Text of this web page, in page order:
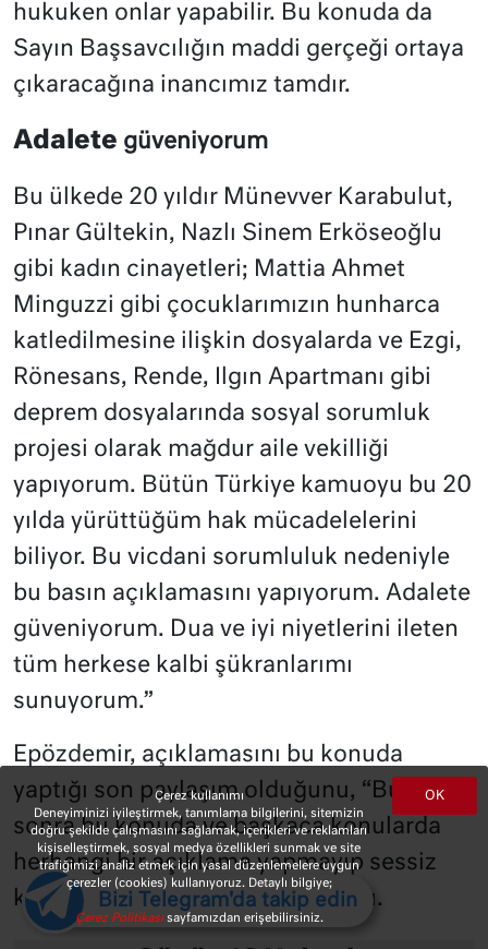
hukuken onlar yapabilir. Bu konuda da
Sayın Başsavcılığın maddi gerçeği ortaya
çıkaracağına inancımız tamdır.
Adalete güveniyorum
Bu ülkede 20 yıldır Münevver Karabulut,
Pınar Gültekin, Nazlı Sinem Erköseoğlu
gibi kadın cinayetleri; Mattia Ahmet
Minguzzi gibi çocuklarımızın hunharca
katledilmesine ilişkin dosyalarda ve Ezgi,
Rönesans, Rende, Ilgın Apartmanı gibi
deprem dosyalarında sosyal sorumluk
projesi olarak mağdur aile vekilliği
yapıyorum. Bütün Türkiye kamuoyu bu 20
yılda yürüttüğüm hak mücadelelerini
biliyor. Bu vicdani sorumluluk nedeniyle
bu basın açıklamasını yapıyorum. Adalete
güveniyorum. Dua ve iyi niyetlerini ileten
tüm herkese kalbi şükranlarımı
sunuyorum.”
Epözdemir, açıklamasını bu konuda
yaptığı son paylaşım olduğunu, “Bundan
sonra bu konuda ve başkaca konularda
herhangi bir açıklama yapmayıp sessiz
kalacağını” belirterek sonlandırdı.
OK
Çerez kullanımı
Deneyiminizi iyileştirmek, tanımlama bilgilerini, sitemizin
doğru şekilde çalışmasını sağlamak, içerikleri ve reklamları
kişiselleştirmek, sosyal medya özellikleri sunmak ve site
trafiğimizi analiz etmek için yasal düzenlemelere uygun
çerezler (cookies) kullanıyoruz. Detaylı bilgiye;
Çerez Politikasısayfamızdan erişebilirsiniz.
Bizi Telegram'da takip edin